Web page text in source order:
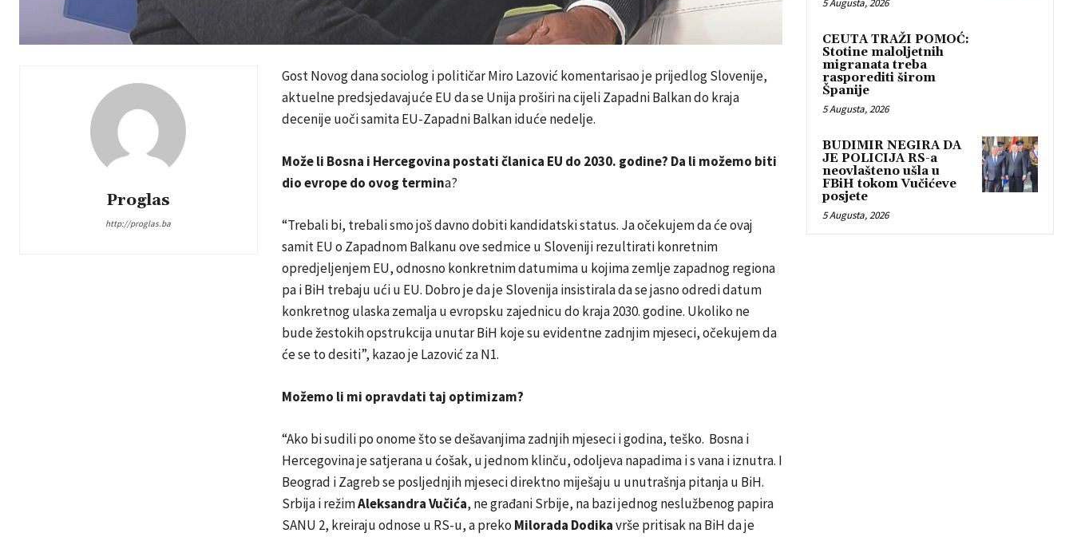
Proglas
http://proglas.ba
Gost Novog dana sociolog i političar Miro Lazović komentarisao je prijedlog Slovenije,
aktuelne predsjedavajuće EU da se Unija proširi na cijeli Zapadni Balkan do kraja
decenije uoči samita EU-Zapadni Balkan iduće nedelje.
Može li Bosna i Hercegovina postati članica EU do 2030. godine? Da li možemo biti
dio evrope do ovog termina?
“Trebali bi, trebali smo još davno dobiti kandidatski status. Ja očekujem da će ovaj
samit EU o Zapadnom Balkanu ove sedmice u Sloveniji rezultirati konretnim
opredjeljenjem EU, odnosno konkretnim datumima u kojima zemlje zapadnog regiona
pa i BiH trebaju ući u EU. Dobro je da je Slovenija insistirala da se jasno odredi datum
konkretnog ulaska zemalja u evropsku zajednicu do kraja 2030. godine. Ukoliko ne
bude žestokih opstrukcija unutar BiH koje su evidentne zadnjim mjeseci, očekujem da
će se to desiti”, kazao je Lazović za N1.
Možemo li mi opravdati taj optimizam?
“Ako bi sudili po onome što se dešavanjima zadnjih mjeseci i godina, teško. Bosna i
Hercegovina je satjerana u ćošak, u jednom klinču, odoljeva napadima i s vana i iznutra. I
Beograd i Zagreb se posljednjih mjeseci direktno miješaju u unutrašnja pitanja u BiH.
Srbija i režimAleksandra Vučića, ne građani Srbije, na bazi jednog neslužbenog papira
SANU 2, kreiraju odnose u RS-u, a preko Milorada Dodikavrše pritisak na BiH da je
5 Augusta, 2026
CEUTA TRAŽI POMOĆ:
Stotine maloljetnih
migranata treba
rasporediti širom
Španije
5 Augusta, 2026
BUDIMIR NEGIRA DA
JE POLICIJA RS-a
neovlašteno ušla u
FBiH tokom Vučićeve
posjete
5 Augusta, 2026